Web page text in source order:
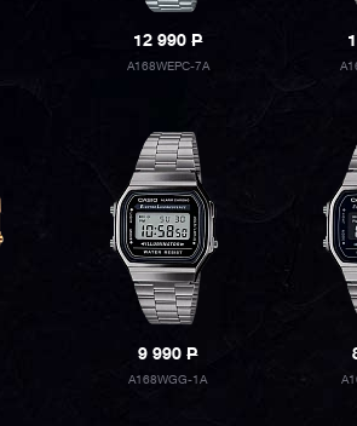
12 990P
A168WEPC-7A
9 990P
A168WGG-1A